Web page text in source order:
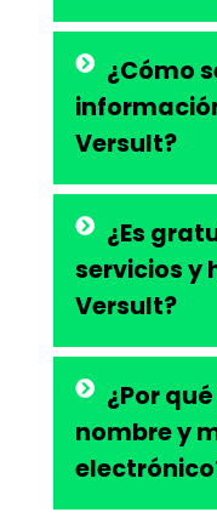
¿Cómo
Versult?
¿Es
servicios y
Versult?
¿Por
nombre y